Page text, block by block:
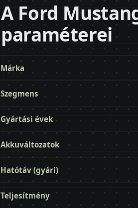
A Ford
paraméterei
Márka
Szegmens
Gyártási évek
Akkuváltozatok
Hatótáv (gyári)
Teljesítmény